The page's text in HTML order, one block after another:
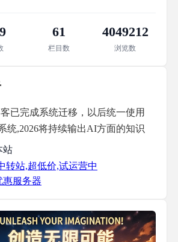
61
栏目数
4049212
浏览数
已完成系统迁移，以后统一使用
统,2026将持续输出AI方面的知识
站
转站,超低价,试运营中
惠服务器